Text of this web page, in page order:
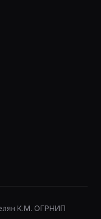
К.М. ОГРНИП